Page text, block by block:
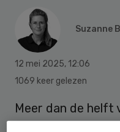
Suzanne
12 mei 2025, 12:06
1069 keer gelezen
Meer dan de helft